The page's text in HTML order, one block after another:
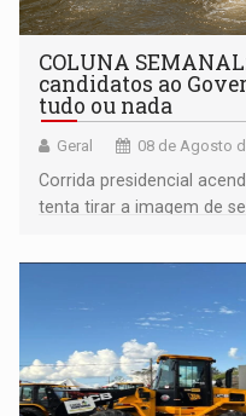
COLUNA
candidatos ao
tudo ou nada
Geral 08 de Agosto
Corrida presidencial
tenta tirar a imagem de
não ter entrado no modo